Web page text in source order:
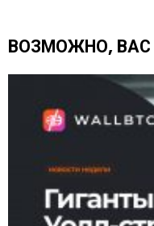
е
щ
е
ВОЗМОЖНО, ВАС